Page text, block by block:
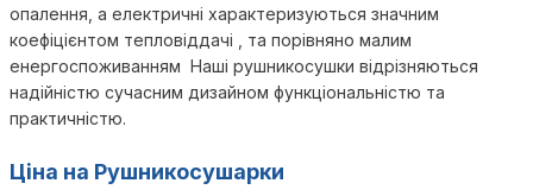
опалення, а електричні характеризуються значним
коефіцієнтом тепловіддачі , та порівняно малим
енергоспоживанням Наші рушникосушки відрізняються
надійністю сучасним дизайном функціональністю та
практичністю.
Ціна на Рушникосушарки